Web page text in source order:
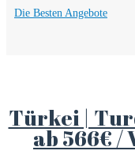
Die Besten Angebote
Türkei |
ab 566€ /